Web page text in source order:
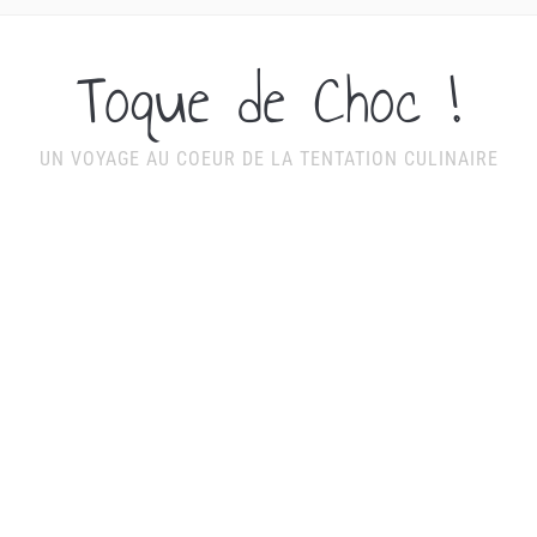
Toque de Choc !
UN VOYAGE AU COEUR DE LA TENTATION CULINAIRE